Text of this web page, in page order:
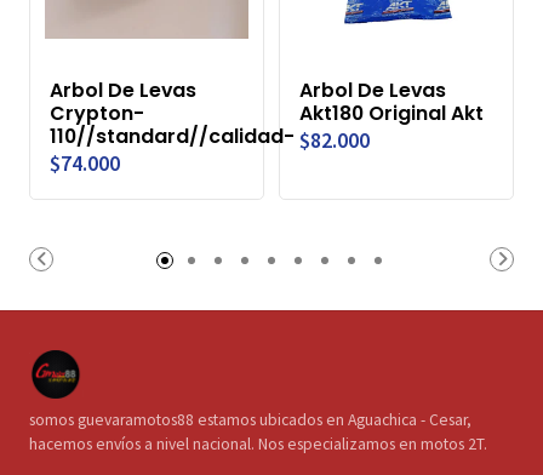
Arbol De Levas
Crypton-
110//standard//calidad-
$74.000
Arbol De Levas
Akt180 Original Akt
$82.000
somos guevaramotos88 estamos ubicados en Aguachica - Cesar,
hacemos envíos a nivel nacional. Nos especializamos en motos 2T.